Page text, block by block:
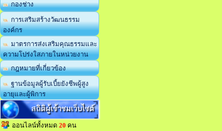
กองช่าง
การเสริมสร้างวัฒนธรรม
องค์กร
มาตรการส่งเสริมคุณธรรมและ
ความโปร่งใสภายในหน่วยงาน
กฎหมายที่เกี่ยวข้อง
ฐานข้อมูลผู้รับเบี้ยยังชีพผู้สูง
อายุและผู้พิการ
สถิติผู้เข้าชมเว็บไซต์
ออนไลน์ทั้งหมด 20 คน